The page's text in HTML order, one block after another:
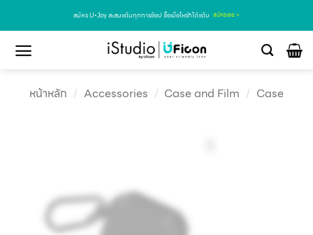
สมัคร U•Joy สะสมแต้มทุกการช้อป ซื้อเมื่อไหร่ก็ได้แต้ม สมัครเลย >
หน้าหลัก / Accessories / Case and Film / Case